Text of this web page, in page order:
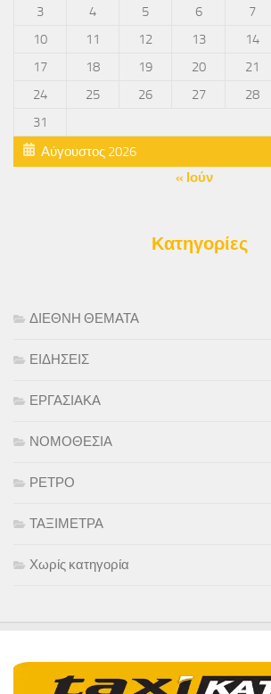
Αύγουστος 2026
3
4 5 6 7
10
11 12 13 14
17
18 19 20 21
24
25 26 27 28
31
« Ιούν
Κατηγορίες
ΔΙΕΘΝΗ ΘΕΜΑΤΑ
ΕΙΔΗΣΕΙΣ
ΕΡΓΑΣΙΑΚΑ
ΝΟΜΟΘΕΣΙΑ
ΡΕΤΡΟ
ΤΑΞΙΜΕΤΡΑ
Χωρίς κατηγορία